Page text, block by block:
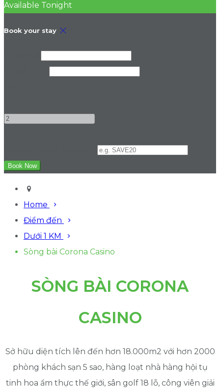
Available Tonight
Book your stay
Home
Điểm đến
Dưới 1 KM
Sòng bài Corona Casino
SÒNG BÀI CORONA
CASINO
Sở hữu diện tích lên đến hơn 18.000m2 với hơn 2000
phòng khách sạn 5 sao, hàng loạt nhà hàng hội tụ
tinh hoa ẩm thực thế giới, sân golf 18 lỗ, công viên giải